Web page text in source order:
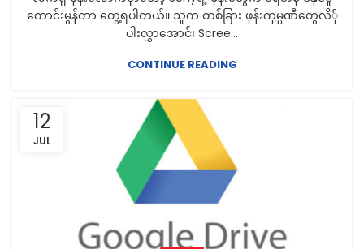
ကောင်းမွန်တာ တွေ့ရပါတယ်။ သူက တစ်ခြား ဖုန်းကုမ္ပဏီတွေလိ်ု
ပါးလွှာအောင်၊ Scree...
CONTINUE READING
12
JUL